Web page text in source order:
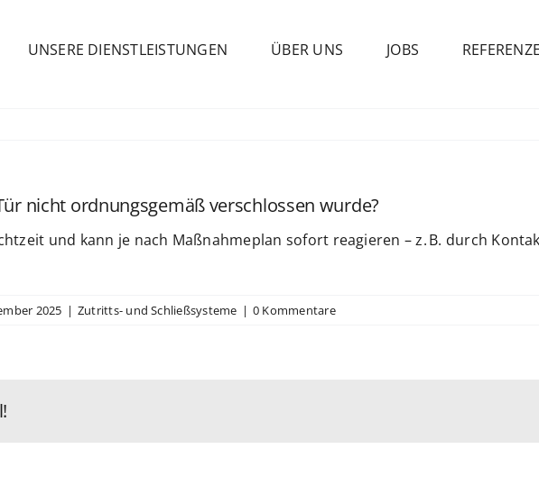
UNSERE DIENSTLEISTUNGEN ÜBER UNS JOBS
nicht ordnungsgemäß verschlossen wurde?
und kann je nach Maßnahmeplan sofort reagieren – z. B. durch
2025 | Zutritts- und Schließsysteme | 0 Kommentare